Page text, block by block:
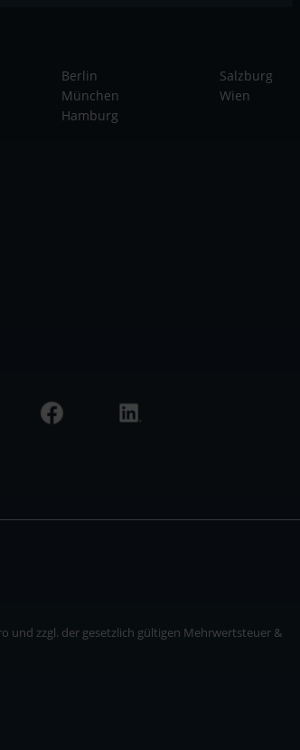
Berlin
München
Hamburg
Salzburg
Wien
und zzgl. der gesetzlich gültigen Mehrwertsteuer &